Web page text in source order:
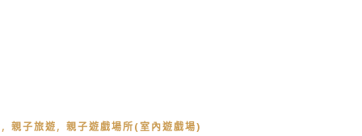
, 親子旅遊, 親子遊戲場所(室內遊戲場)